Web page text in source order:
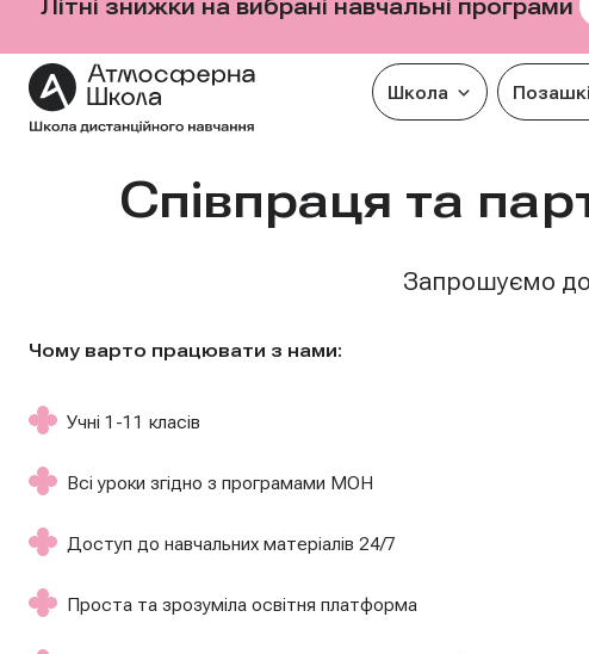
Перейти
Літні знижки на вибрані навчальні програми
Школа
Співпраця та
Запрошуємо до
Чому варто працювати з нами:
Учні 1-11 класів
Всі уроки згідно з програмами МОН
Доступ до навчальних матеріалів 24/7
Проста та зрозуміла освітня платформа